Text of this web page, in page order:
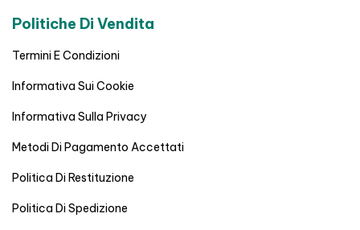
Politiche Di Vendita
Termini E Condizioni
Informativa Sui Cookie
Informativa Sulla Privacy
Metodi Di Pagamento Accettati
Politica Di Restituzione
Politica Di Spedizione